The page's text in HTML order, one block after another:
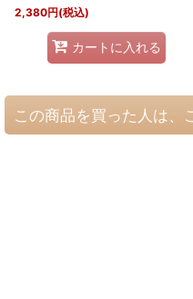
2,380円(税込)
カートに入れる
この商品を買った人は、